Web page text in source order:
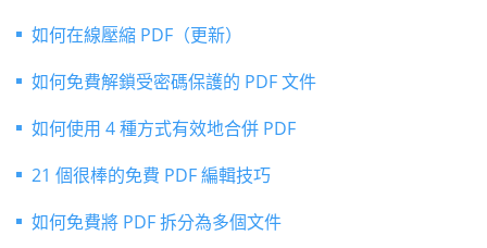
如何在線壓縮 PDF（更新）
如何免費解鎖受密碼保護的 PDF 文件
如何使用 4 種方式有效地合併 PDF
21 個很棒的免費 PDF 編輯技巧
如何免費將 PDF 拆分為多個文件